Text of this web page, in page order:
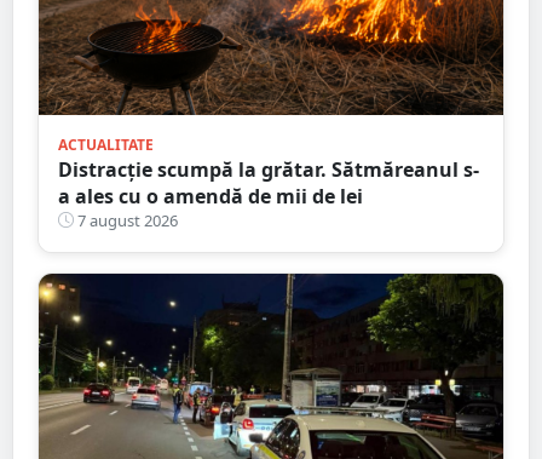
ACTUALITATE
Distracție scumpă la grătar. Sătmăreanul s-
a ales cu o amendă de mii de lei
7 august 2026